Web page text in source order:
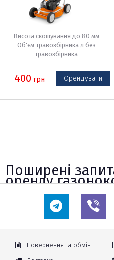
Висота скошування до 80 мм
Об'єм травозбірника л без
травозбірника
400 грн Орендувати
Поширені
оренду
✓ Наскільки
оренду яких ви
газонів на горбистій
невеликим ухилом. Більш важливим
Повернення та обмін